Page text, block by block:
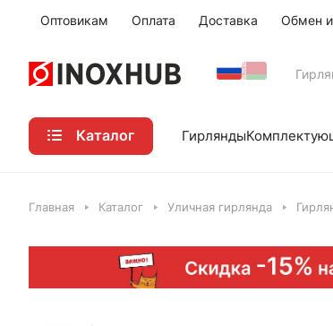
Оптовикам Оплата Доставка Обмен и
Каталог Гирлянды
Главная Каталог Уличная гирлянда